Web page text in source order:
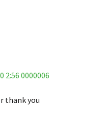
2:56 0000006
thank you